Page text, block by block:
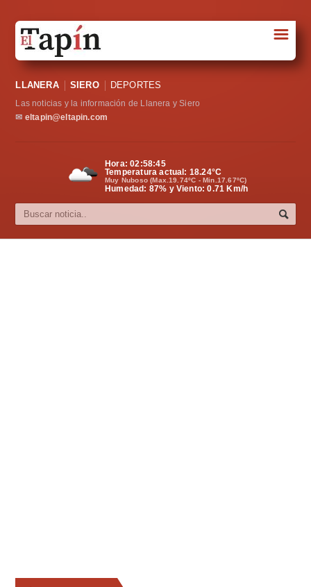
Sociedad
Política
Cultura
☰
LLANERA SIERO DEPORTES
Las noticias y la información de Llanera y Siero
✉ eltapin@eltapin.com
Hora:02:58:45
Temperatura actual: 18.24°C
Muy Nuboso (Max.19.74ºC - Min.17.67ºC)
Humedad: 87% y Viento: 0.71 Km/h